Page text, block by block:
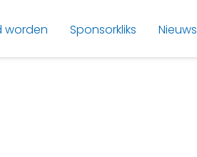
worden Sponsorkliks Nieuws